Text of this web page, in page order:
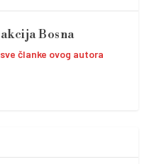
Bosna
članke ovog autora